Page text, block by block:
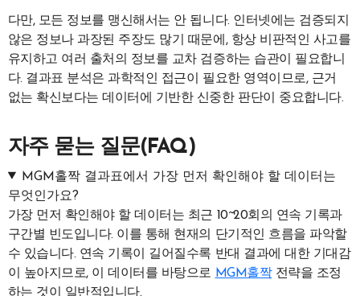
다만, 모든 정보를 맹신해서는 안 됩니다. 인터넷에는 검증되지
않은 정보나 과장된 주장도 많기 때문에, 항상 비판적인 사고를
유지하고 여러 출처의 정보를 교차 검증하는 습관이 필요합니
다. 결과표 분석은 과학적인 접근이 필요한 영역이므로, 근거
없는 확신보다는 데이터에 기반한 신중한 판단이 중요합니다.
자주 묻는 질문(FAQ)
MGM홀짝 결과표에서 가장 먼저 확인해야 할 데이터는
무엇인가요?
가장 먼저 확인해야 할 데이터는 최근 10~20회의 연속 기록과
구간별 빈도입니다. 이를 통해 현재의 단기적인 흐름을 파악할
수 있습니다. 연속 기록이 길어질수록 반대 결과에 대한 기대감
이 높아지므로, 이 데이터를 바탕으로 MGM홀짝전략을 조정
하는 것이 일반적입니다.